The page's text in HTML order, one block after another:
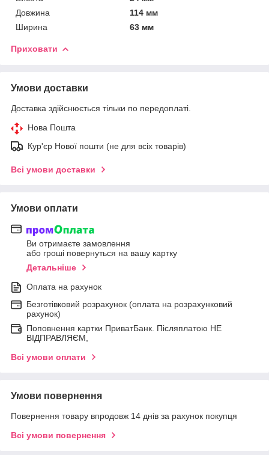
Довжина
114 мм
Ширина
63 мм
Приховати
Умови доставки
Доставка здійснюється тільки по передоплаті.
Нова Пошта
Кур'єр Нової пошти (не для всіх товарів)
Всі умови доставки
Умови оплати
Ви отримаєте замовлення
або гроші повернуться на вашу картку
Детальніше
Оплата на рахунок
Безготівковий розрахунок (оплата на розрахунковий
рахунок)
Поповнення картки ПриватБанк. Післяплатою НЕ
ВІДПРАВЛЯЄМ,
Всі умови оплати
Умови повернення
Повернення товару впродовж 14 днів за рахунок покупця
Всі умови повернення